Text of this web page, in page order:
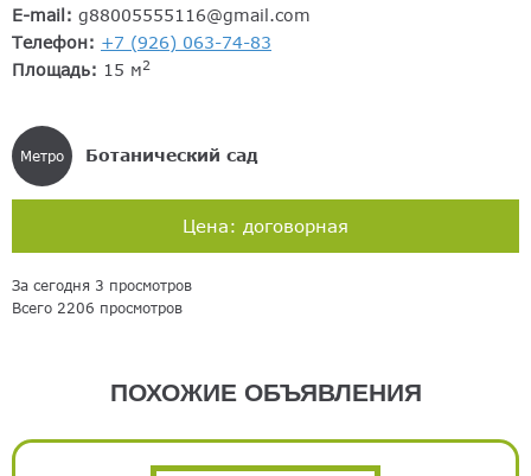
E-mail: g88005555116@gmail.com
Телефон: +7 (926) 063-74-83
Площадь: 15 м2
Метро Ботанический сад
Цена: договорная
За сегодня 3 просмотров
Всего 2206 просмотров
ПОХОЖИЕ ОБЪЯВЛЕНИЯ